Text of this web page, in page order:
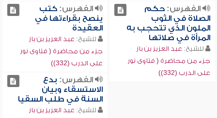
الفهرس:حكم
الصلاة في الثوب
الملون الذي تتحجب به
المرأة في صلاتها
للشيخ: عبد العزيز بن باز
جزء من محاضرة ( فتاوى نور
على الدرب (332))
الفهرس:كتب
ينصح بقراءتها في
العقيدة
للشيخ: عبد العزيز بن باز
جزء من محاضرة ( فتاوى نور
على الدرب (332))
الفهرس: بدع
الاستسقاء وبيان
السنة في طلب السقيا
للشيخ: عبد العزيز بن باز